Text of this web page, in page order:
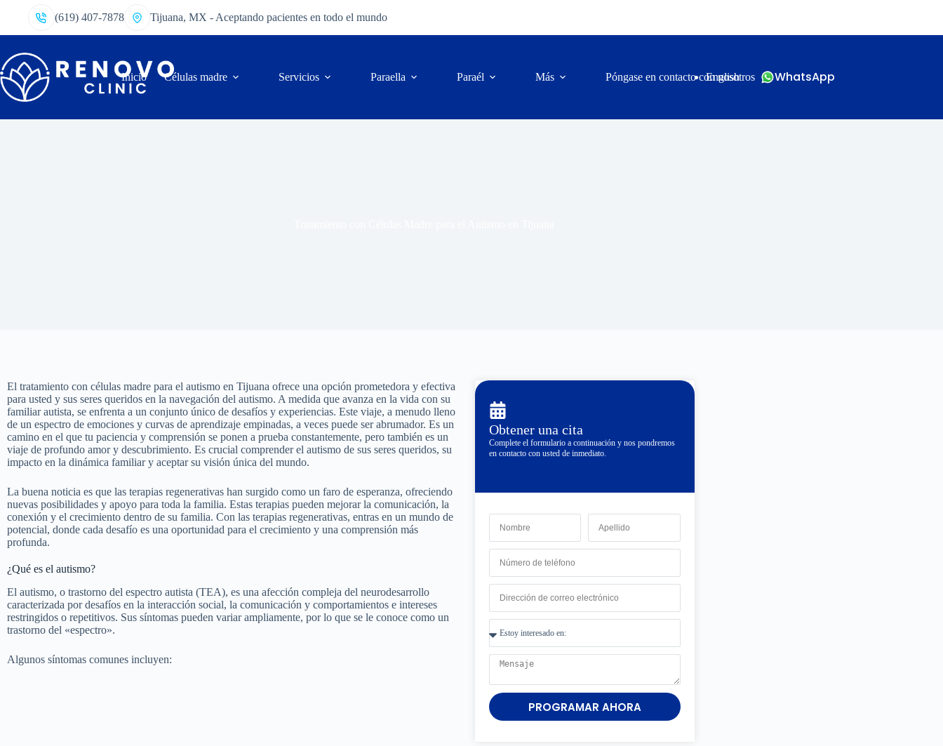
(619) 407-7878 Tijuana, MX - Aceptando pacientes en todo el mundo
Inicio Células madre Servicios Paraella Paraél Más Póngase en contacto con nosotros
English WhatsApp
El tratamiento con células madre para el autismo en Tijuana ofrece una opción prometedora y efectiva
para usted y sus seres queridos en la navegación del autismo. A medida que avanza en la vida con su
familiar autista, se enfrenta a un conjunto único de desafíos y experiencias. Este viaje, a menudo lleno
de un espectro de emociones y curvas de aprendizaje empinadas, a veces puede ser abrumador. Es un
camino en el que tu paciencia y comprensión se ponen a prueba constantemente, pero también es un
viaje de profundo amor y descubrimiento. Es crucial comprender el autismo de sus seres queridos, su
impacto en la dinámica familiar y aceptar su visión única del mundo.
La buena noticia es que las terapias regenerativas han surgido como un faro de esperanza, ofreciendo
nuevas posibilidades y apoyo para toda la familia. Estas terapias pueden mejorar la comunicación, la
conexión y el crecimiento dentro de su familia. Con las terapias regenerativas, entras en un mundo de
potencial, donde cada desafío es una oportunidad para el crecimiento y una comprensión más
profunda.
¿Qué es el autismo?
El autismo, o trastorno del espectro autista (TEA), es una afección compleja del neurodesarrollo
caracterizada por desafíos en la interacción social, la comunicación y comportamientos e intereses
restringidos o repetitivos. Sus síntomas pueden variar ampliamente, por lo que se le conoce como un
trastorno del «espectro».
Algunos síntomas comunes incluyen:
Obtener una cita
Complete el formulario a continuación y nos pondremos
en contacto con usted de inmediato.
PROGRAMAR AHORA